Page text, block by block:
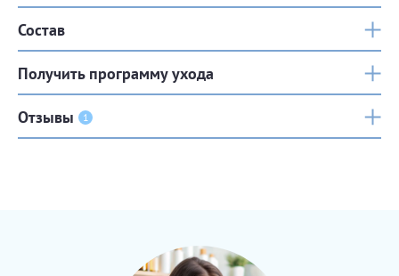
Состав
Получить программу ухода
Отзывы 1